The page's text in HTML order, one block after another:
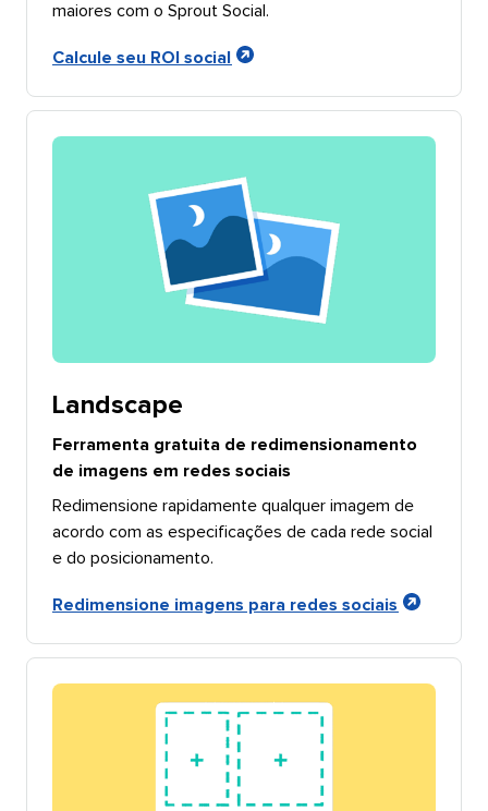
maiores com o Sprout Social.​​
Calcule seu ROI social​​
Landscape​​
Ferramenta gratuita de redimensionamento
de imagens em redes sociais​​
Redimensione rapidamente qualquer imagem de
acordo com as especificações de cada rede social
e do posicionamento.​​
Redimensione imagens para redes sociais​​